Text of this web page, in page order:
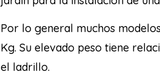
Por lo general muchos
Kg. Su elevado peso tiene
el ladrillo.